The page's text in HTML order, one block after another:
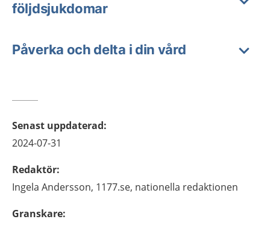
följdsjukdomar
Påverka och delta i din vård
Senast uppdaterad:
2024-07-31
Redaktör:
Ingela Andersson, 1177.se, nationella redaktionen
Granskare: